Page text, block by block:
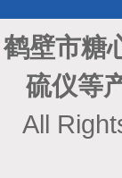
鹤壁市糖
硫仪等
All